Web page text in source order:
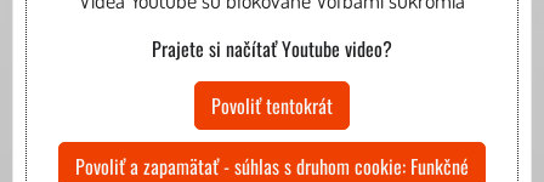
Prajete si načítať Youtube video?
Povoliť tentokrát
Povoliť a zapamätať - súhlas s druhom cookie: Funkčné